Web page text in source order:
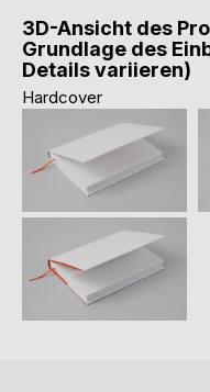
3D-Ansicht des
Grundlage des
Details variieren)
Hardcover